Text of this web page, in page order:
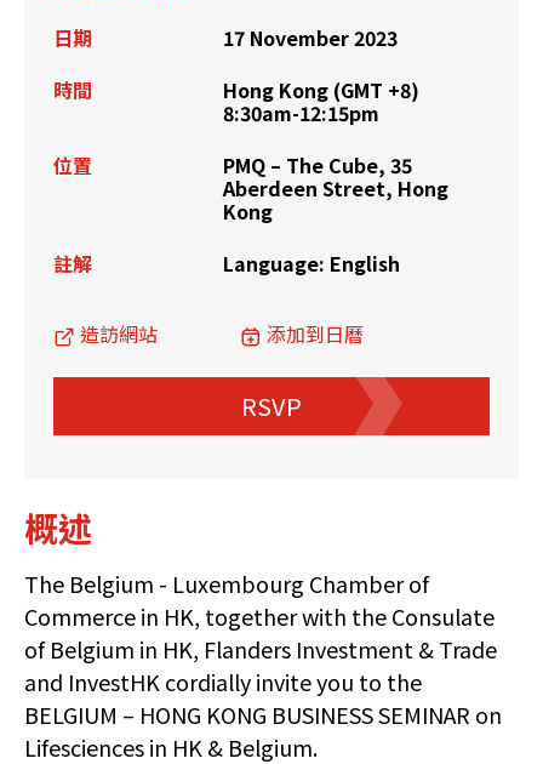
日期
17 November 2023
時間
Hong Kong (GMT +8)
8:30am-12:15pm
位置
PMQ – The Cube, 35
Aberdeen Street, Hong
Kong
註解
Language: English
造訪網站 添加到日曆
RSVP
概述
The Belgium - Luxembourg Chamber of
Commerce in HK, together with the Consulate
of Belgium in HK, Flanders Investment & Trade
and InvestHK cordially invite you to the
BELGIUM – HONG KONG BUSINESS SEMINAR on
Lifesciences in HK & Belgium.